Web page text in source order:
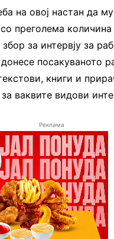
на овој настан да му
преголема количина
за интервју за
посакуваното
книги и
ваквите видови
Реклама